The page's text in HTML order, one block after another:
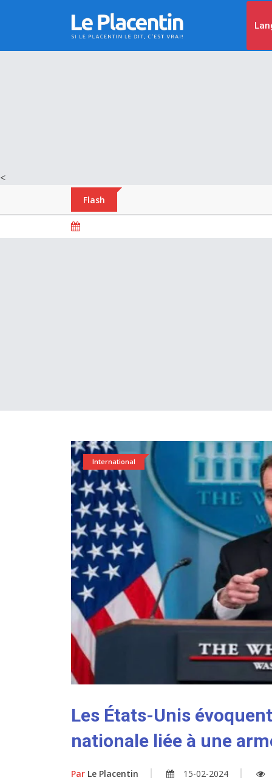
<
Flash
International
Les États-Unis
nationale liée à une
Par Le Placentin 15-02-2024